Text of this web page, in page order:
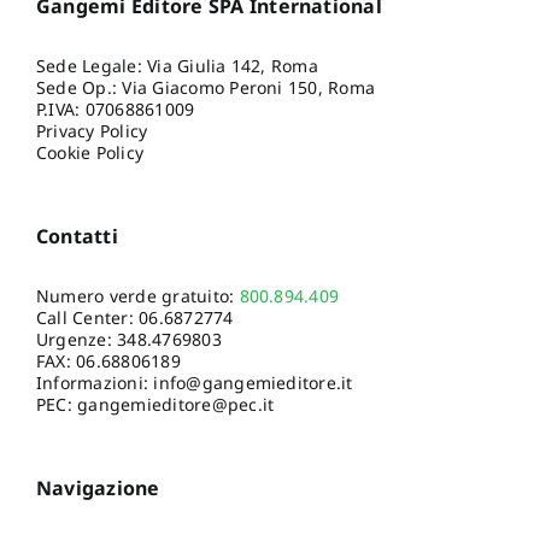
Gangemi Editore SPA International
Sede Legale: Via Giulia 142, Roma
Sede Op.: Via Giacomo Peroni 150, Roma
P.IVA: 07068861009
Privacy Policy
Cookie Policy
Contatti
Numero verde gratuito: 800.894.409
Call Center:06.6872774
Urgenze:348.4769803
FAX: 06.68806189
Informazioni: info@gangemieditore.it
PEC: gangemieditore@pec.it
Navigazione